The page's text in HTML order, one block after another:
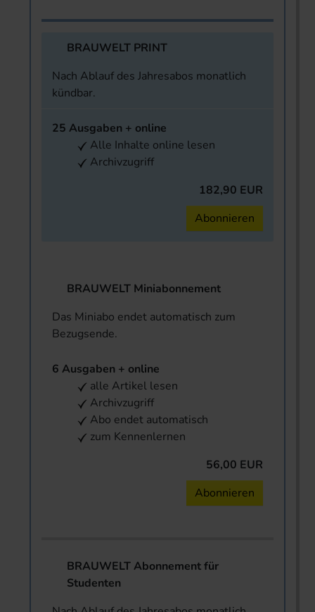
BRAUWELT PRINT
Nach Ablauf des Jahresabos monatlich
kündbar.
25 Ausgaben + online
Alle Inhalte online lesen
Archivzugriff
182,90 EUR
Abonnieren
BRAUWELT Miniabonnement
Das Miniabo endet automatisch zum
Bezugsende.
6 Ausgaben + online
alle Artikel lesen
Archivzugriff
Abo endet automatisch
zum Kennenlernen
56,00 EUR
Abonnieren
BRAUWELT Abonnement für
Studenten